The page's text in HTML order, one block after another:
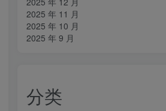
2025 年 11 月
2025 年 10 月
2025 年 9 月
分类